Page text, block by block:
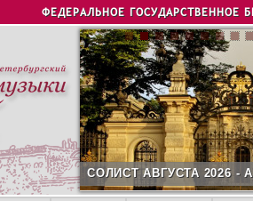
to navigation
ФЕДЕРАЛЬНОЕ ГОСУДАРСТВЕННОЕ
СОЛИСТ АВГУСТА 2026 -